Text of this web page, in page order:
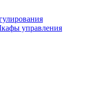
управления